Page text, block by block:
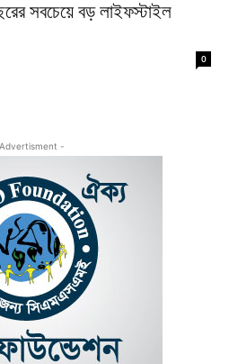
সবচেয়ে বড় লাইফস্টাইল
0
-